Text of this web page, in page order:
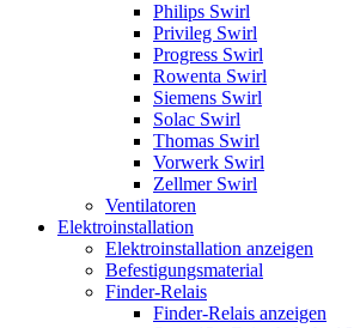
Philips Swirl
Privileg Swirl
Progress Swirl
Rowenta Swirl
Siemens Swirl
Solac Swirl
Thomas Swirl
Vorwerk Swirl
Zellmer Swirl
Ventilatoren
Elektroinstallation
Elektroinstallation anzeigen
Befestigungsmaterial
Finder-Relais
Finder-Relais anzeigen